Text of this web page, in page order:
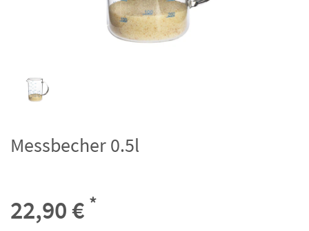
Messbecher 0.5l
22,90 € *